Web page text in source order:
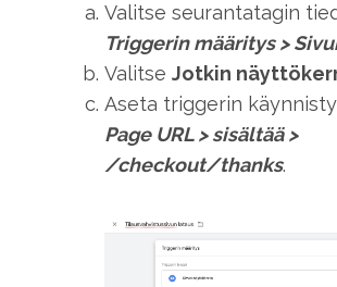
Valitse seurantatagin
Triggerin määritys>
Valitse Jotkin
Aseta triggerin
Page URL>sisältää>
/checkout/thanks.